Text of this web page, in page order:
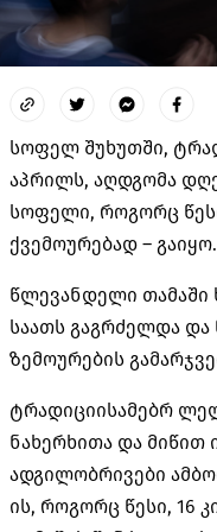
სოფელ შუხუთში,
აპრილს, აღდგომა
სოფელი, როგორც
ქვემოურებად – გაიყო.
წლევანდელი თამაში
საათს გაგრძელდა და
ზემოურების
ტრადიციისამებრ
ნახერხითა და მიწით
ადგილობრივები
ის, როგორც წესი, 16